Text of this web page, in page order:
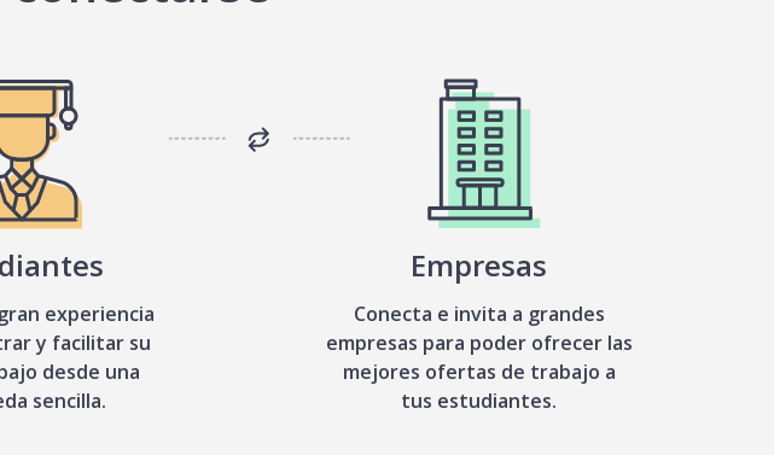
experiencia
y facilitar su
desde una
sencilla.
Empresas
Conecta e invita a grandes
empresas para poder ofrecer las
mejores ofertas de trabajo a
tus estudiantes.